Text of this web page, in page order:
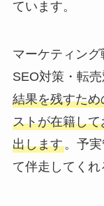
ています。
マーケティング
SEO対策・転売
結果を残すた
ストが在籍し
出します。予
て伴走してくれ